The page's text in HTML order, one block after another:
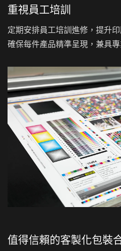
重視員工培訓
定期安排員工培訓進修，提升
確保每件產品精準呈現，兼具專
值得信賴的客製化包裝